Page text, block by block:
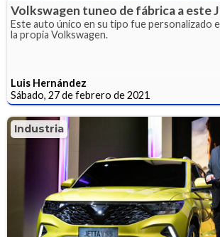
Volkswagen tuneo de fábrica a este
Este auto único en su tipo fue personalizado
la propia Volkswagen.
Luis Hernández
Sábado, 27 de febrero de 2021
Industria